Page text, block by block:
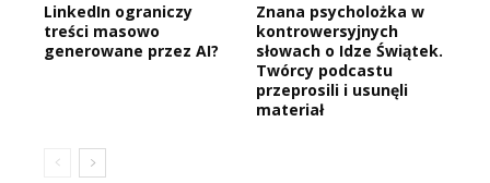
LinkedIn ograniczy
treści masowo
generowane przez AI?
Znana psycholożka w
kontrowersyjnych
słowach o Idze Świątek.
Twórcy podcastu
przeprosili i usunęli
materiał